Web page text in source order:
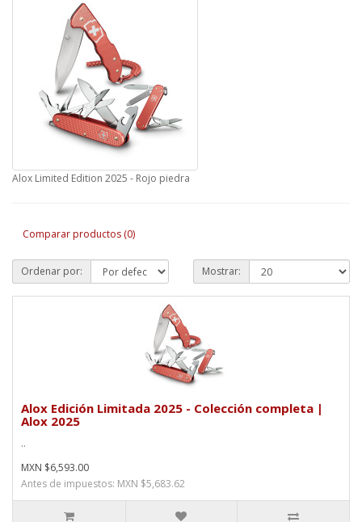
Alox Limited Edition 2025 - Rojo piedra
Comparar productos (0)
Ordenar por: Mostrar:
Alox Edición Limitada 2025 - Colección completa |
Alox 2025
..
MXN $6,593.00
Antes de impuestos: MXN $5,683.62